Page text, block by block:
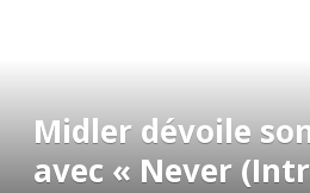
Midler dévoile
avec « Never